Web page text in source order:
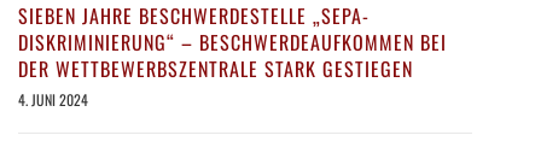
SIEBEN JAHRE BESCHWERDESTELLE „SEPA-
DISKRIMINIERUNG“ – BESCHWERDEAUFKOMMEN BEI
DER WETTBEWERBSZENTRALE STARK GESTIEGEN
4. JUNI 2024